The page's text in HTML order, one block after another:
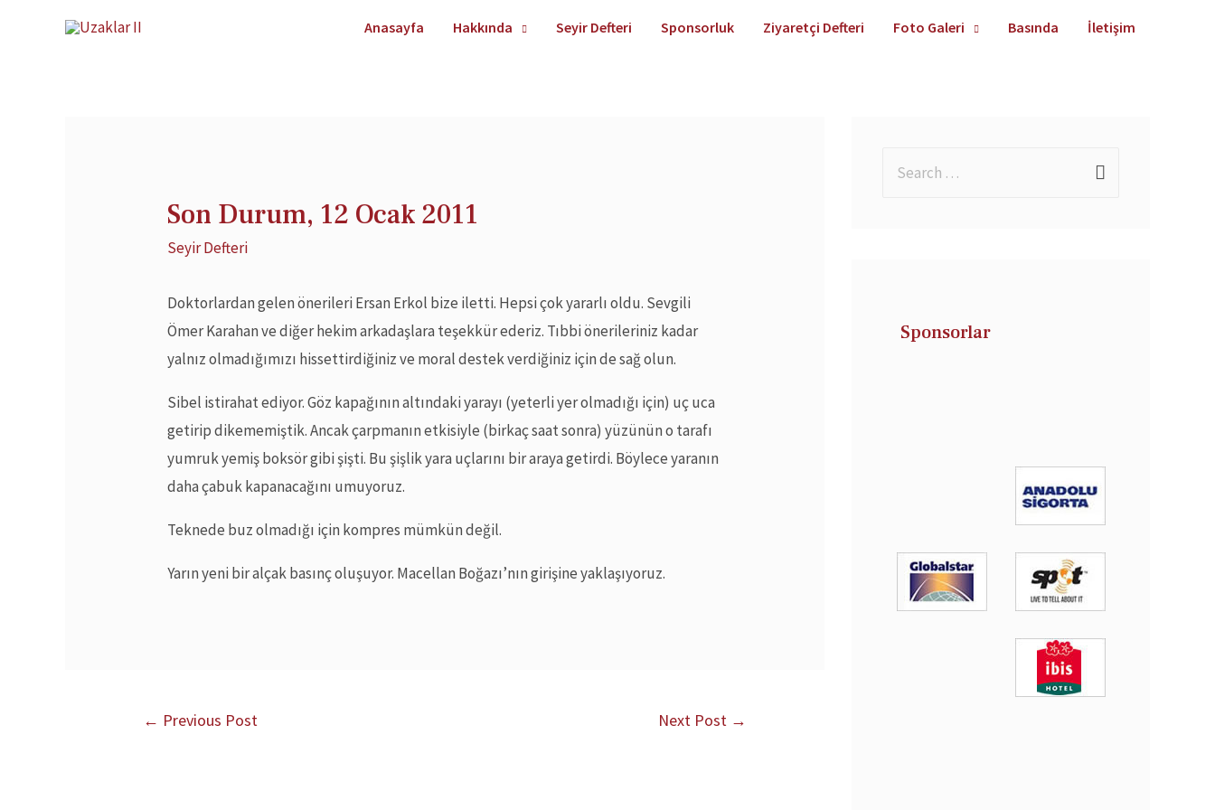
Anasayfa Hakkında Seyir Defteri Sponsorluk Ziyaretçi Defteri Foto Galeri Basında İletişim
Son Durum, 12 Ocak 2011
Seyir Defteri
Doktorlardan gelen önerileri Ersan Erkol bize iletti. Hepsi çok yararlı oldu. Sevgili
Ömer Karahan ve diğer hekim arkadaşlara teşekkür ederiz. Tıbbi önerileriniz kadar
yalnız olmadığımızı hissettirdiğiniz ve moral destek verdiğiniz için de sağ olun.
Sibel istirahat ediyor. Göz kapağının altındaki yarayı (yeterli yer olmadığı için) uç uca
getirip dikememiştik. Ancak çarpmanın etkisiyle (birkaç saat sonra) yüzünün o tarafı
yumruk yemiş boksör gibi şişti. Bu şişlik yara uçlarını bir araya getirdi. Böylece yaranın
daha çabuk kapanacağını umuyoruz.
Teknede buz olmadığı için kompres mümkün değil.
Yarın yeni bir alçak basınç oluşuyor. Macellan Boğazı’nın girişine yaklaşıyoruz.
← Previous Post Next Post →
Sponsorlar